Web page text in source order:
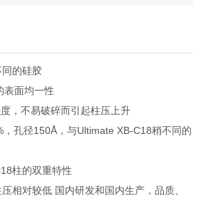
的硅胶
表面均一性
，不易破碎而引起柱压上升
孔径150Å，与Ultimate XB-C18稍不同的
柱的双重特性
相对较低 国内研发和国内生产，品质、